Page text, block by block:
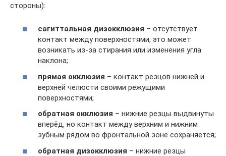
стороны):
сагиттальная дизокклюзия – отсутствует
контакт между поверхностями, это может
возникать из-за стирания или изменения угла
наклона;
прямая окклюзия – контакт резцов нижней и
верхней челюсти своими режущими
поверхностями;
обратная окклюзия – нижние резцы выдвинуты
вперёд, но контакт между верхним и нижним
зубным рядом во фронтальной зоне сохраняется;
обратная дизокклюзия – нижние резцы